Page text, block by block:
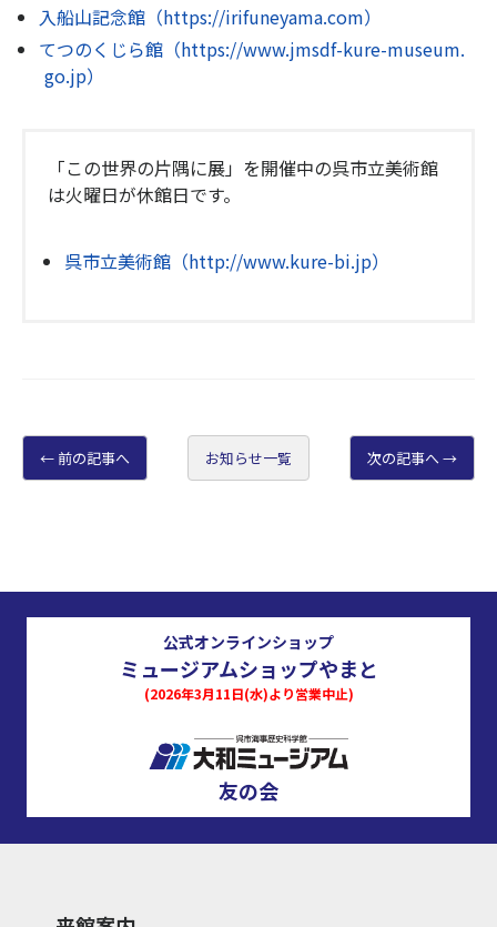
入船山記念館（https://irifuneyama.com）
てつのくじら館（https://www.jmsdf-kure-museum.
go.jp）
「この世界の片隅に展」を開催中の呉市立美術館
は火曜日が休館日です。
呉市立美術館（http://www.kure-bi.jp）
前の記事へ お知らせ一覧 次の記事へ
公式オンラインショップ
ミュージアムショップやまと
(2026年3月11日(水)より営業中止)
友の会